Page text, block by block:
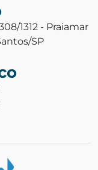
1312 - Praiamar
SP